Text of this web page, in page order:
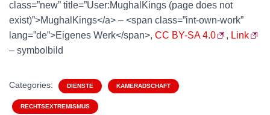
class=”new” title=”User:MughalKings (page does not
exist)”>MughalKings</a> – <span class=”int-own-work”
lang=”de”>Eigenes Werk</span>, CC BY-SA 4.0 , Link
– symbolbild
Categories: DIENSTE KAMERADSCHAFT
RECHTSEXTREMISMUS